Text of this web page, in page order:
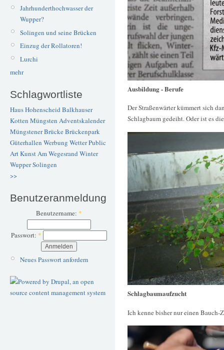
Jahrhunderthochwasser der
Wupper?
Solingen und seine Brücken
Einzug der Rollatoren!
Lurchi
mehr
Schlagwortliste
Haus Hohenscheid Balkhauser
Kotten Müngsten Adventskalender
Müngstener BrückeBrückenpark
Güterhallen Werbung WetterPublic
ArtKunstAm Wegesrand Winter
WupperSolingen
>>
Benutzeranmeldung
Benutzername: *
Passwort: *
Neues Passwort anfordern
Ausbildung - Berufe
Der Straßenwärter kümmert sich
Schlagbaum gedeiht. Oder ist es
Schlagbaumaufzucht
Ich kenne bisher nur einen Bauch-